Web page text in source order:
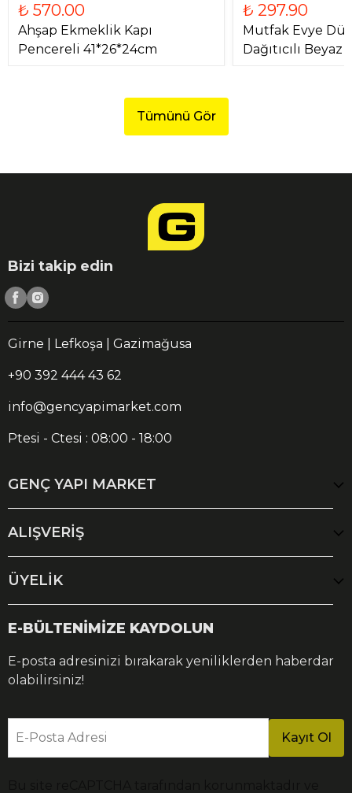
₺ 570.00
Ahşap Ekmeklik Kapı
Pencereli 41*26*24cm
₺ 297.90
Mutfak Evye
Dağıtıcılı Beyaz
Tümünü Gör
Bizi takip edin
Girne | Lefkoşa | Gazimağusa
+90 392 444 43 62
info@gencyapimarket.com
Ptesi - Ctesi : 08:00 - 18:00
GENÇ YAPI MARKET
ALIŞVERİŞ
ÜYELİK
E-BÜLTENİMİZE KAYDOLUN
E-posta adresinizi bırakarak yeniliklerden haberdar
olabilirsiniz!
E-Posta Adresi Kayıt Ol